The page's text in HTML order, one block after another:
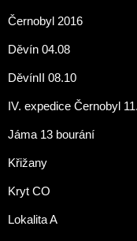
Černobyl 2016
Děvín 04.08
DěvínII 08.10
IV. expedice Černobyl
Jáma 13 bourání
Křižany
Kryt CO
Lokalita A